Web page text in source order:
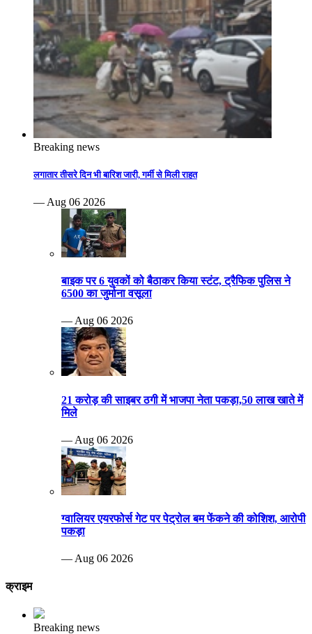
Breaking news
लगातार तीसरे दिन भी बारिश जारी, गर्मी से मिली राहत
— Aug 06 2026
बाइक पर 6 युवकों को बैठाकर किया स्टंट, ट्रैफिक पुलिस ने
6500 का जुर्माना वसूला
— Aug 06 2026
21 करोड़ की साइबर ठगी में भाजपा नेता पकड़ा,50 लाख खाते में
मिले
— Aug 06 2026
ग्वालियर एयरफोर्स गेट पर पेट्रोल बम फेंकने की कोशिश, आरोपी
पकड़ा
— Aug 06 2026
क्राइम
Breaking news